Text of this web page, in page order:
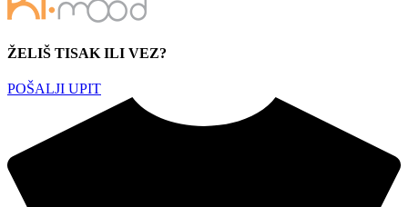
ŽELIŠ TISAK ILI VEZ?
POŠALJI UPIT